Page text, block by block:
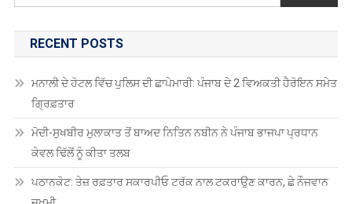
RECENT POSTS
ਮਨਾਲੀ ਦੇ ਹੋਟਲ ਵਿੱਚ ਪੁਲਿਸ ਦੀ ਛਾਪੇਮਾਰੀ: ਪੰਜਾਬ ਦੇ 2 ਵਿਅਕਤੀ ਹੈਰੋਇਨ ਸਮੇਤ
ਗ੍ਰਿਫ਼ਤਾਰ
ਮੋਦੀ-ਸੁਖਬੀਰ ਮੁਲਾਕਾਤ ਤੋਂ ਬਾਅਦ ਨਿਤਿਨ ਨਬੀਨ ਨੇ ਪੰਜਾਬ ਭਾਜਪਾ ਪ੍ਰਧਾਨ
ਕੇਵਲ ਢਿੱਲੋਂ ਨੂੰ ਕੀਤਾ ਤਲਬ
ਪਠਾਨਕੋਟ: ਤੇਜ਼ ਰਫ਼ਤਾਰ ਸਕਾਰਪੀਓ ਟਰੱਕ ਨਾਲ ਟਕਰਾਉਣ ਕਾਰਨ, ਛੇ ਨੌਜਵਾਨ